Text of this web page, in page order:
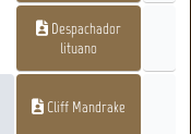
Despachador
lituano
Cliff Mandrake